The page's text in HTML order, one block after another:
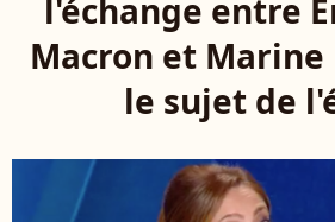
l'échange entre
Macron et Marine
le sujet de